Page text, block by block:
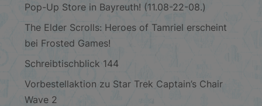
Pop-Up Store in Bayreuth! (11.08-22-08.)
The Elder Scrolls: Heroes of Tamriel erscheint
bei Frosted Games!
Schreibtischblick 144
Vorbestellaktion zu Star Trek Captain’s Chair
Wave 2